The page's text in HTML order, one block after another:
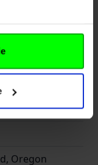
narzędzi
jest
wywierać
Circle
Oregon